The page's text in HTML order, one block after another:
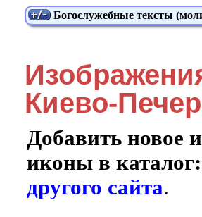
Богослужебные тексты
Киево-
Добавить новое
иконы в
другого сайта.